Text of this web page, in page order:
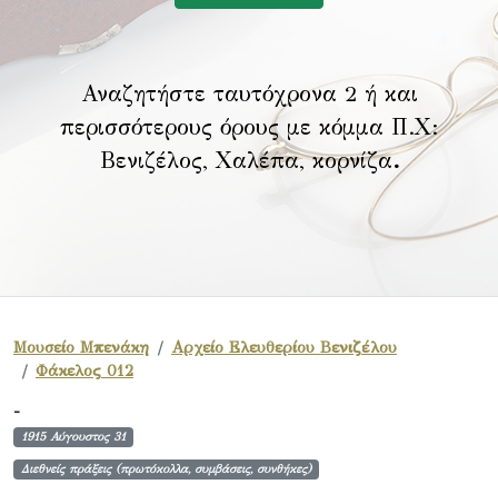
Αναζητήστε ταυτόχρονα 2 ή και
περισσότερους όρους με κόμμα Π.Χ:
Βενιζέλος, Χαλέπα, κορνίζα.
Μουσείο Μπενάκη
Αρχείο Ελευθερίου Βενιζέλου
Φάκελος 012
-
1915 Αύγουστος 31
Διεθνείς πράξεις (πρωτόκολλα, συμβάσεις, συνθήκες)